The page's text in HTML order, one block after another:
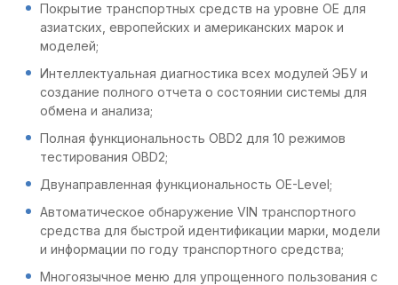
Покрытие транспортных средств на уровне OE для
азиатских, европейских и американских марок и
моделей;
Интеллектуальная диагностика всех модулей ЭБУ и
создание полного отчета о состоянии системы для
обмена и анализа;
Полная функциональность OBD2 для 10 режимов
тестирования OBD2;
Двунаправленная функциональность OE-Level;
Автоматическое обнаружение VIN транспортного
средства для быстрой идентификации марки, модели
и информации по году транспортного средства;
Многоязычное меню для упрощенного пользования с